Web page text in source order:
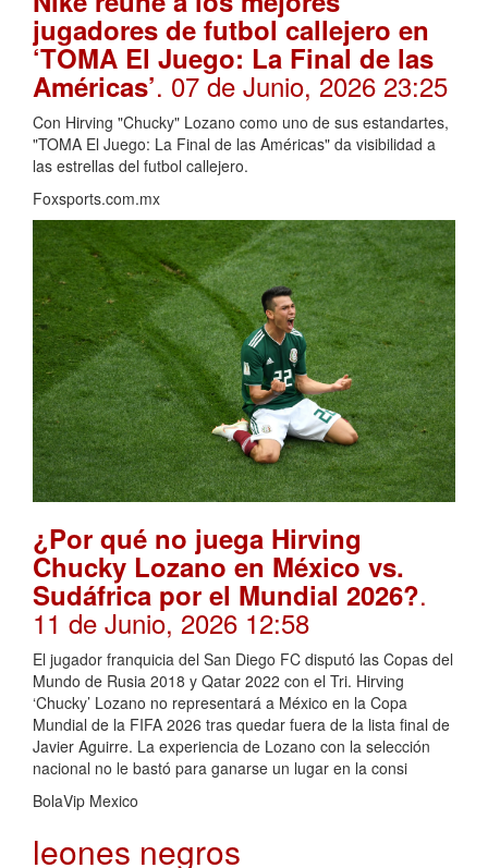
jugadores de futbol callejero en
‘TOMA El Juego: La Final de las
Américas’. 07 de Junio, 2026 23:25
Con Hirving "Chucky" Lozano como uno de sus estandartes,
"TOMA El Juego: La Final de las Américas" da visibilidad a
las estrellas del futbol callejero.
Foxsports.com.mx
¿Por qué no juega Hirving
Chucky Lozano en México vs.
Sudáfrica por el Mundial 2026?.
11 de Junio, 2026 12:58
El jugador franquicia del San Diego FC disputó las Copas del
Mundo de Rusia 2018 y Qatar 2022 con el Tri. Hirving
‘Chucky’ Lozano no representará a México en la Copa
Mundial de la FIFA 2026 tras quedar fuera de la lista final de
Javier Aguirre. La experiencia de Lozano con la selección
nacional no le bastó para ganarse un lugar en la consi
BolaVip Mexico
leones negros